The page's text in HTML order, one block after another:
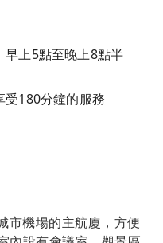
早上5點至晚上8點半
受180分鐘的服務
市機場的主航廈，方便